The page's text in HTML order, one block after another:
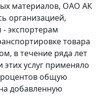
материалов, ОАО АК
организацией,
экспортерам
товара
в течение ряда лет
этих услуг применяло
общую
добавленную